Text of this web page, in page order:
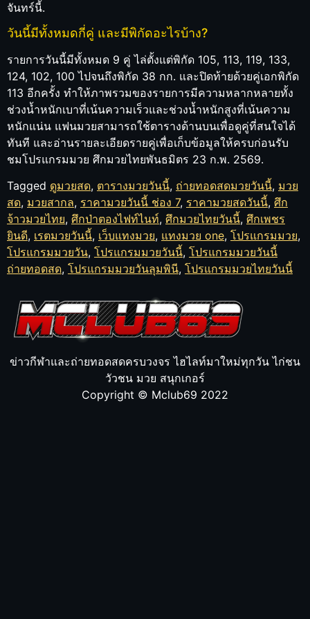
จันทร์นี้.
วันนี้มีทั้งหมดกี่คู่ และมีพิกัดอะไรบ้าง?
รายการวันนี้มีทั้งหมด 9 คู่ ไล่ตั้งแต่พิกัด 105, 113, 119, 133,
124, 102, 100 ไปจนถึงพิกัด 38 กก. และปิดท้ายด้วยคู่เอกพิกัด
113 อีกครั้ง ทำให้ภาพรวมของรายการมีความหลากหลายทั้ง
ช่วงน้ำหนักเบาที่เน้นความเร็วและช่วงน้ำหนักสูงที่เน้นความ
หนักแน่น แฟนมวยสามารถใช้ตารางด้านบนเพื่อดูคู่ที่สนใจได้
ทันที และอ่านรายละเอียดรายคู่เพื่อเก็บข้อมูลให้ครบก่อนรับ
ชมโปรแกรมมวย ศึกมวยไทยพันธมิตร 23 ก.พ. 2569.
Tagged ดูมวยสด, ตารางมวยวันนี้, ถ่ายทอดสดมวยวันนี้, มวย
สด, มวยสากล, ราคามวยวันนี้ ช่อง 7, ราคามวยสดวันนี้, ศึก
จ้าวมวยไทย, ศึกป่าตองไฟท์ไนท์, ศึกมวยไทยวันนี้, ศึกเพชร
ยินดี, เรตมวยวันนี้, เว็บแทงมวย, แทงมวย one, โปรแกรมมวย,
โปรแกรมมวยวัน, โปรแกรมมวยวันนี้, โปรแกรมมวยวันนี้
ถ่ายทอดสด, โปรแกรมมวยวันลุมพินี, โปรแกรมมวยไทยวันนี้
ข่าวกีฬาและถ่ายทอดสดครบวงจร ไฮไลท์มาใหม่ทุกวัน ไก่ชน
วัวชน มวย สนุกเกอร์
Copyright © Mclub69 2022